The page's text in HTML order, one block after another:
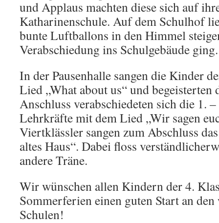
und Applaus machten diese sich auf
Katharinenschule. Auf dem Schulhof
bunte Luftballons in den Himmel
Verabschiedung ins Schulgebäude ging.
In der Pausenhalle sangen die Kinder
Lied „What about us“ und
Anschluss verabschiedeten sich die 1.
Lehrkräfte mit dem Lied „Wir sagen
Viertklässler sangen zum Abschluss
altes Haus“. Dabei floss
andere Träne.
Wir wünschen allen Kindern der 4.
Sommerferien einen guten Start an
Schulen!